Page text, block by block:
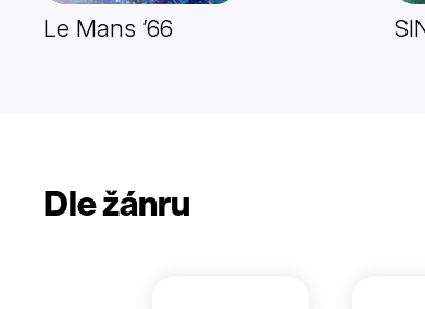
Le Mans ’66
Dle žánru